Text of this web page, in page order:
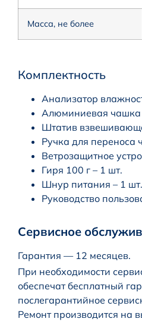
Масса, не более
Комплектность
Анализатор
Алюминиевая чашка
Штатив
Ручка для переноса
Ветрозащитное
Гиря 100 г – 1 шт.
Шнур питания – 1 шт.
Руководство
Сервисное
Гарантия — 12 месяцев.
При необходимости
обеспечат бесплатный
послегарантийное
Ремонт производится на